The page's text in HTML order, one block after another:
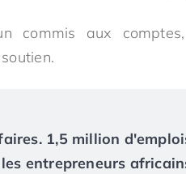
commis aux
1,5 million
entrepreneurs